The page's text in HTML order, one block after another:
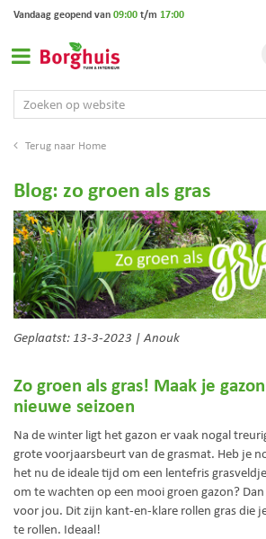
Home
Vandaag geopend van09:00t/m 17:00
Blog: zo groen als gras
Geplaatst: 13-3-2023 | Anouk
Zo groen als gras! Maak je
nieuwe seizoen
Na de winter ligt het gazon er vaak nogal
grote voorjaarsbeurt van de grasmat. Heb je
het nu de ideale tijd om een lentefris
om te wachten op een mooi groen gazon?
voor jou. Dit zijn kant-en-klare rollen gras die
te rollen. Ideaal!